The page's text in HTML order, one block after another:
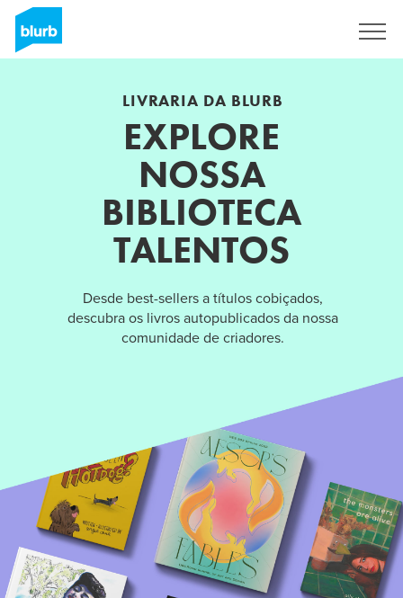
LIVRARIA DA BLURB
EXPLORE
NOSSA
BIBLIOTECA
TALENTOS
Desde best-sellers a títulos cobiçados,
descubra os livros autopublicados da nossa
comunidade de criadores.